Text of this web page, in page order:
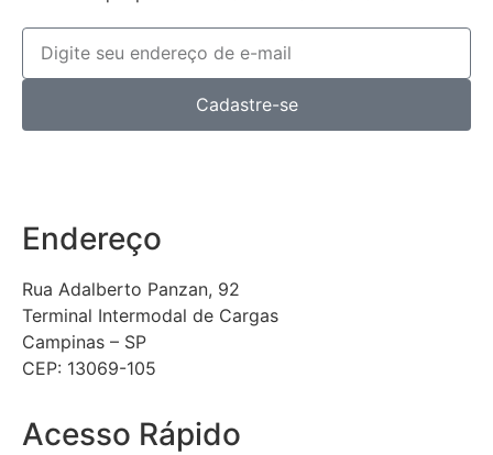
Cadastre-se
Endereço
Rua Adalberto Panzan, 92
Terminal Intermodal de Cargas
Campinas – SP
CEP: 13069-105
Acesso Rápido